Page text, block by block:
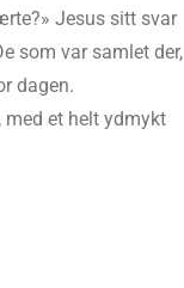
Jesus sitt svar
som var samlet der,
dagen.
et helt ydmykt